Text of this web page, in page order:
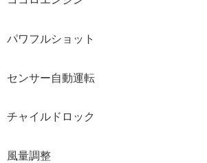
パワフルショット
センサー自動運転
チャイルドロック
風量調整